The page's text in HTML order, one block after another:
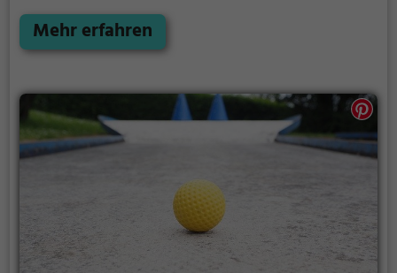
sonst läufst du Gefahr von deinen Gegenspielern
getroffen zu werden.
Mehr erfahren